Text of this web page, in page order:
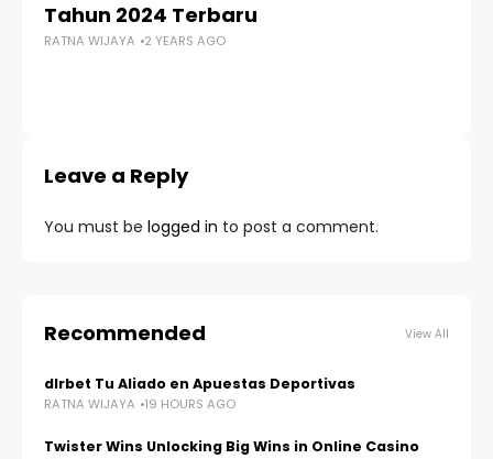
Tahun 2024 Terbaru
RATNA WIJAYA 2 YEARS AGO
Leave a Reply
You must be logged in to post a comment.
Recommended View All
dlrbet Tu Aliado en Apuestas Deportivas
RATNA WIJAYA 19 HOURS AGO
Twister Wins Unlocking Big Wins in Online Casino